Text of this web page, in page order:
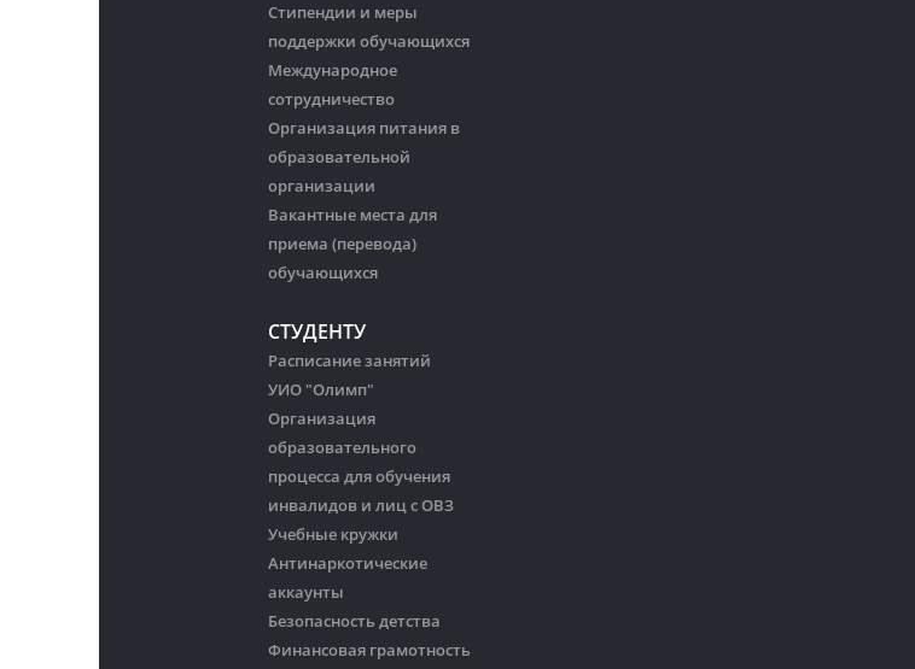
Стипендии и меры
поддержки обучающихся
Международное
сотрудничество
Организация питания в
образовательной
организации
Вакантные места для
приема (перевода)
обучающихся
СТУДЕНТУ
Расписание занятий
УИО "Олимп"
Организация
образовательного
процесса для обучения
инвалидов и лиц с ОВЗ
Учебные кружки
Антинаркотические
аккаунты
Безопасность детства
Финансовая грамотность